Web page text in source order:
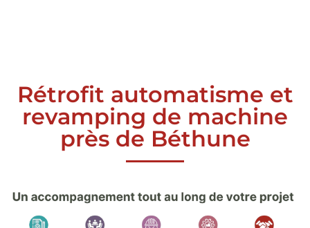
Rétrofit automatisme et
revamping de machine
près de Béthune